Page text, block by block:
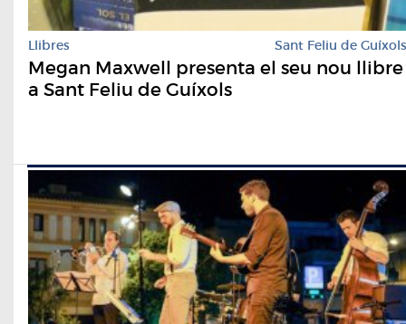
Llibres Sant Feliu de Guíxols
Megan Maxwell presenta el seu nou llibre
a Sant Feliu de Guíxols